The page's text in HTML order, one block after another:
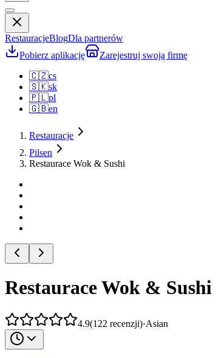
RestauracjeBlogDla partnerów
Pobierz aplikację
Zarejestruj swoją firmę
🇨🇿cs
🇸🇰sk
🇵🇱pl
🇬🇧en
Restauracje
Pilsen
Restaurace Wok & Sushi
Restaurace Wok & Sushi
4.9(122 recenzji)·Asian